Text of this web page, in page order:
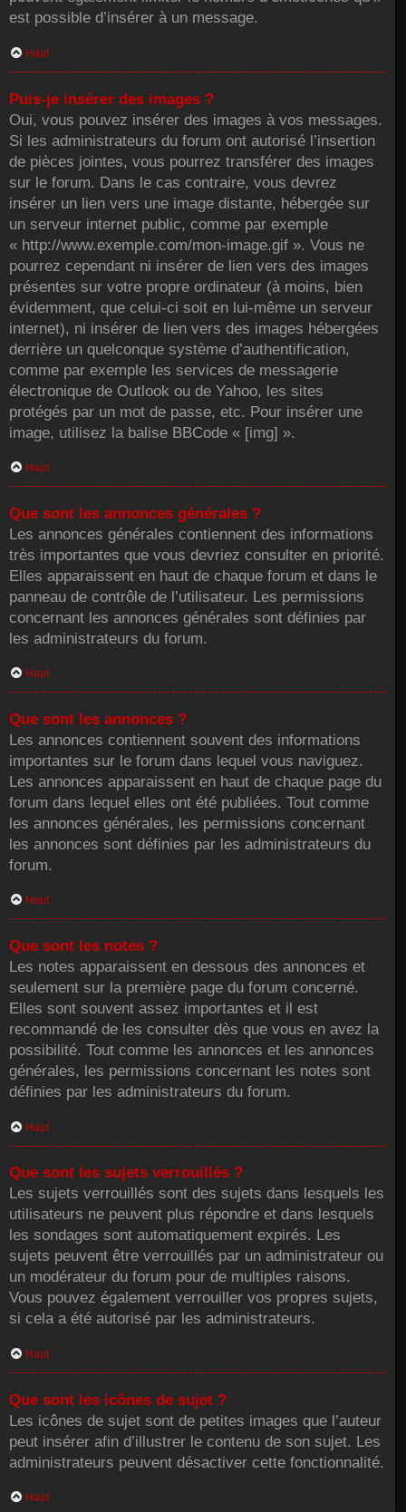
est possible d’insérer à un message.
Haut
Puis-je insérer des images ?
Oui, vous pouvez insérer des images à vos messages.
Si les administrateurs du forum ont autorisé l’insertion
de pièces jointes, vous pourrez transférer des images
sur le forum. Dans le cas contraire, vous devrez
insérer un lien vers une image distante, hébergée sur
un serveur internet public, comme par exemple
« http://www.exemple.com/mon-image.gif ». Vous ne
pourrez cependant ni insérer de lien vers des images
présentes sur votre propre ordinateur (à moins, bien
évidemment, que celui-ci soit en lui-même un serveur
internet), ni insérer de lien vers des images hébergées
derrière un quelconque système d’authentification,
comme par exemple les services de messagerie
électronique de Outlook ou de Yahoo, les sites
protégés par un mot de passe, etc. Pour insérer une
image, utilisez la balise BBCode « [img] ».
Haut
Que sont les annonces générales ?
Les annonces générales contiennent des informations
très importantes que vous devriez consulter en priorité.
Elles apparaissent en haut de chaque forum et dans le
panneau de contrôle de l’utilisateur. Les permissions
concernant les annonces générales sont définies par
les administrateurs du forum.
Haut
Que sont les annonces ?
Les annonces contiennent souvent des informations
importantes sur le forum dans lequel vous naviguez.
Les annonces apparaissent en haut de chaque page du
forum dans lequel elles ont été publiées. Tout comme
les annonces générales, les permissions concernant
les annonces sont définies par les administrateurs du
forum.
Haut
Que sont les notes ?
Les notes apparaissent en dessous des annonces et
seulement sur la première page du forum concerné.
Elles sont souvent assez importantes et il est
recommandé de les consulter dès que vous en avez la
possibilité. Tout comme les annonces et les annonces
générales, les permissions concernant les notes sont
définies par les administrateurs du forum.
Haut
Que sont les sujets verrouillés ?
Les sujets verrouillés sont des sujets dans lesquels les
utilisateurs ne peuvent plus répondre et dans lesquels
les sondages sont automatiquement expirés. Les
sujets peuvent être verrouillés par un administrateur ou
un modérateur du forum pour de multiples raisons.
Vous pouvez également verrouiller vos propres sujets,
si cela a été autorisé par les administrateurs.
Haut
Que sont les icônes de sujet ?
Les icônes de sujet sont de petites images que l’auteur
peut insérer afin d’illustrer le contenu de son sujet. Les
administrateurs peuvent désactiver cette fonctionnalité.
Haut